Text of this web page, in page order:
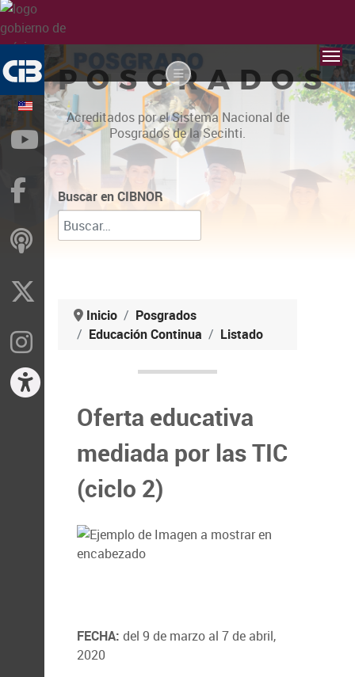
POSGRADOS
Acreditados por el Sistema Nacional de
Posgrados de la Secihti.
Buscar en CIBNOR
Inicio
Posgrados
Educación Continua
Listado
Oferta educativa
mediada por las TIC
(ciclo 2)
FECHA: del 9 de marzo al 7 de abril,
2020
YouTube
Facebook
ivoox
Instragram